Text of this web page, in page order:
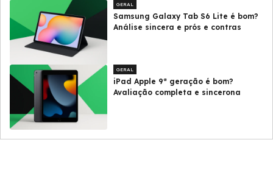
GERAL
Samsung Galaxy Tab S6 Lite é bom?
Análise sincera e prós e contras
GERAL
iPad Apple 9ª geração é bom?
Avaliação completa e sincerona